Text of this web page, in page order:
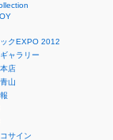
クEXPO 2012
ャラリー
店
山
サイン